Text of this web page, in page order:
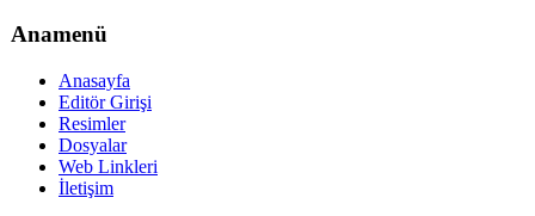
Anamenü
Anasayfa
Editör Girişi
Resimler
Dosyalar
Web Linkleri
İletişim